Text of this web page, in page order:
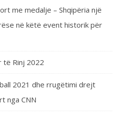
me medalje – Shqipëria një
në këtë event historik për
të Rinj 2022
2021 dhe rrugëtimi drejt
nga CNN